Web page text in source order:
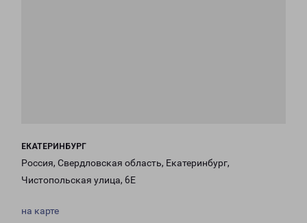
ЕКАТЕРИНБУРГ
Россия, Свердловская область, Екатеринбург,
Чистопольская улица, 6Е
на карте